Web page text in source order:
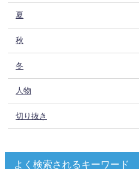
夏
秋
冬
人物
切り抜き
よく検索されるキーワード